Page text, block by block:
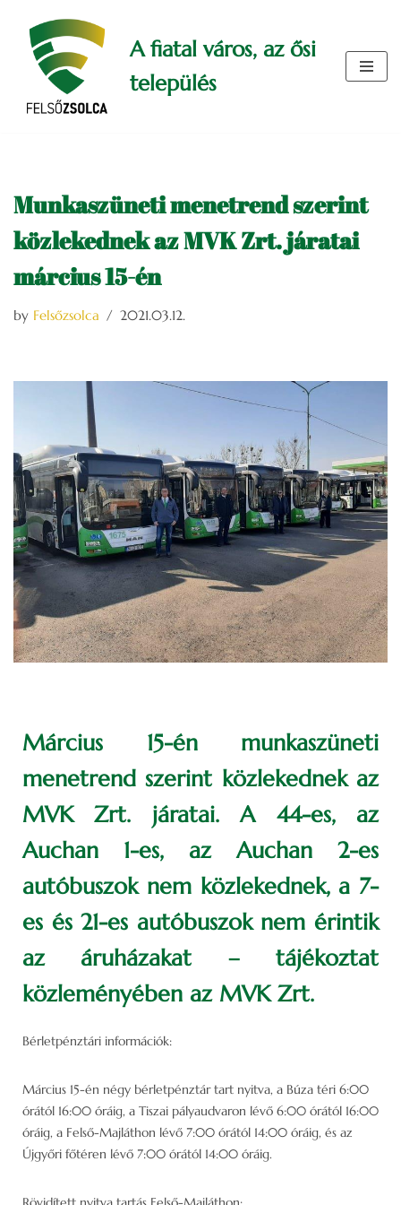
Skip
content
A fiatal város, az ősi
település
Munkaszüneti menetrend szerint
közlekednek az MVK Zrt. járatai
március 15-én
by Felsőzsolca 2021.03.12.
Március 15-én munkaszüneti
menetrend szerint közlekednek az
MVK Zrt. járatai. A 44-es, az
Auchan 1-es, az Auchan 2-es
autóbuszok nem közlekednek, a 7-
es és 21-es autóbuszok nem érintik
az áruházakat – tájékoztat
közleményében az MVK Zrt.
Bérletpénztári információk:
Március 15-én négy bérletpénztár tart nyitva, a Búza téri 6:00
órától 16:00 óráig, a Tiszai pályaudvaron lévő 6:00 órától 16:00
óráig, a Felső-Majláthon lévő 7:00 órától 14:00 óráig, és az
Újgyőri főtéren lévő 7:00 órától 14:00 óráig.